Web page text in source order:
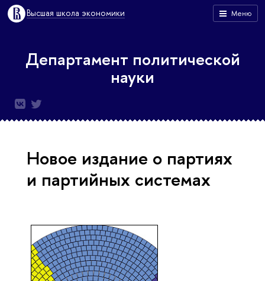
Меню
Высшая школа экономики
Департамент политической
науки
Новое издание о партиях
и партийных системах